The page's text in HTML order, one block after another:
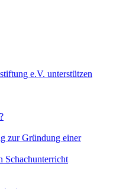
e.V. unterstützen
zur Gründung einer
Schachunterricht